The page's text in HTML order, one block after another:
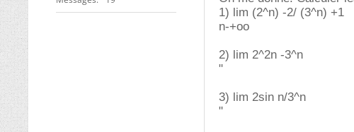
1) lim (2^n) -2/ (3^n) +1
n-+oo
2) lim 2^2n -3^n
"
3) lim 2sin n/3^n
"